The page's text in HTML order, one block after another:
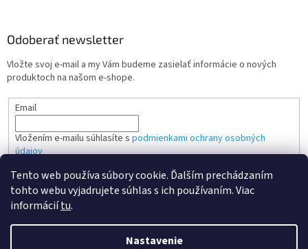
Tento web používa súbory cookie. Ďalším prechádzaním
tohto webu vyjadrujete súhlas s ich používaním. Viac
informáciítu.
Nastavenie
Odoberať newsletter
Vložte svoj e-mail a my Vám budeme zasielať informácie o nových
produktoch na našom e-shope.
Email
Vložením e-mailu súhlasíte s podmienkami ochrany osobných
údajov
PRIHLÁSIŤ SA
Vytvoril Shoptet